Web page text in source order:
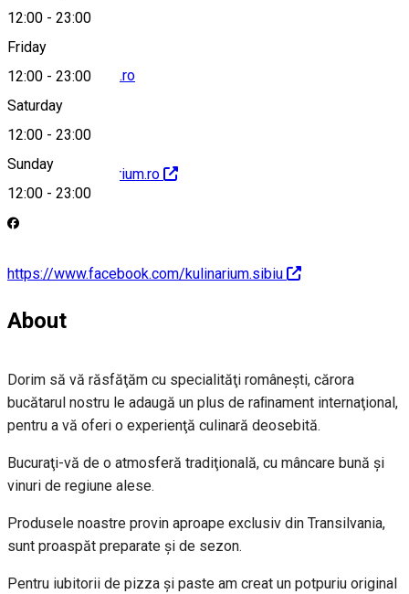
12:00 - 23:00
Friday
12:00 - 23:00
Saturday
12:00 - 23:00
Sunday
12:00 - 23:00
office@kulinarium.ro
http://www.kulinarium.ro
https://www.facebook.com/kulinarium.sibiu
About
Dorim să vă răsfăţăm cu specialităţi românești, cărora
bucătarul nostru le adaugă un plus de raﬁnament internaţional,
pentru a vă oferi o experienţă culinară deosebită.
Bucuraţi-vă de o atmosferă tradiţională, cu mâncare bună și
vinuri de regiune alese.
Produsele noastre provin aproape exclusiv din Transilvania,
sunt proaspăt preparate și de sezon.
Pentru iubitorii de pizza și paste am creat un potpuriu original